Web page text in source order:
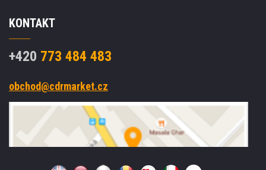
KONTAKT
+420 773 484 483
obchod@cdrmarket.cz